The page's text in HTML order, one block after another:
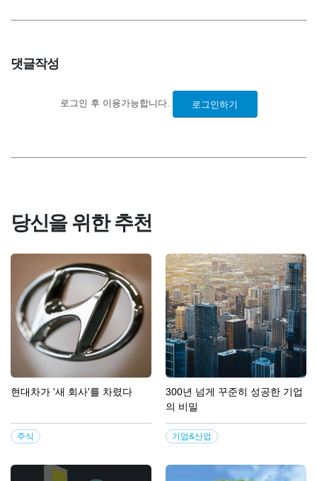
댓글작성
로그인 후 이용가능합니다. 로그인하기
당신을 위한 추천
현대차가 '새 회사'를 차렸다
주식
300년 넘게 꾸준히 성공한 기업
의 비밀
기업&산업